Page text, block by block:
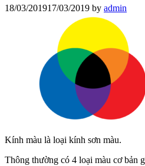
18/03/201917/03/2019 by admin
Kính màu là loại kính sơn màu.
Thông thường có 4 loại màu cơ